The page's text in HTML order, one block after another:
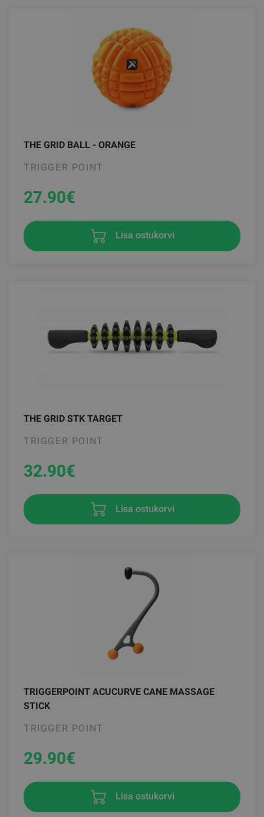
THE GRID BALL - ORANGE
TRIGGER POINT
27.90€
Lisa ostukorvi
THE GRID STK TARGET
TRIGGER POINT
32.90€
Lisa ostukorvi
TRIGGERPOINT ACUCURVE CANE MASSAGE
STICK
TRIGGER POINT
29.90€
Lisa ostukorvi